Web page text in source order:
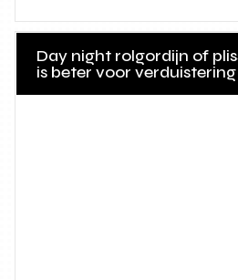
Day night rolgordijn of
is beter voor